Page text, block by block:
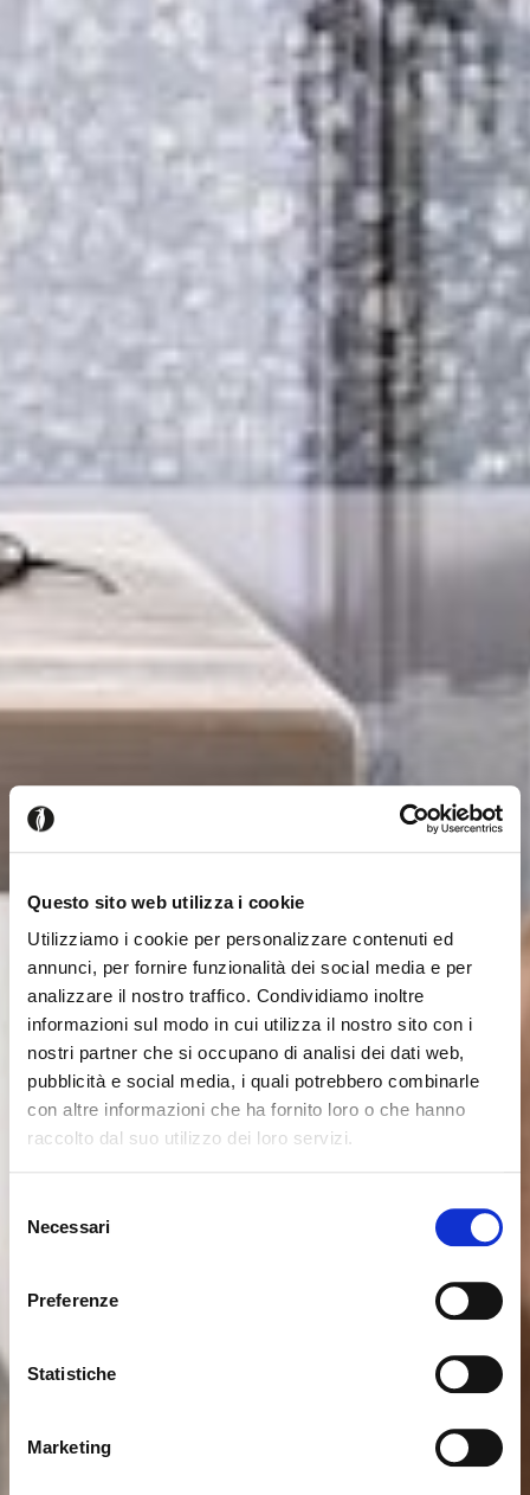
Questo sito web utilizza i cookie
Utilizziamo i cookie per personalizzare contenuti ed
annunci, per fornire funzionalità dei social media e per
analizzare il nostro traffico. Condividiamo inoltre
informazioni sul modo in cui utilizza il nostro sito con i
nostri partner che si occupano di analisi dei dati web,
pubblicità e social media, i quali potrebbero combinarle
con altre informazioni che ha fornito loro o che hanno
raccolto dal suo utilizzo dei loro servizi.
delNecessari
Preferenze
Statistiche
Marketing
Seems like you’re browsing from Close
International. Would you like to switch to the site in